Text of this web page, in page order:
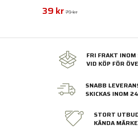
39 kr 79 kr
FRI FRAKT INOM
VID KÖP FÖR
SNABB
SKICKAS INOM
STORT
KÄNDA